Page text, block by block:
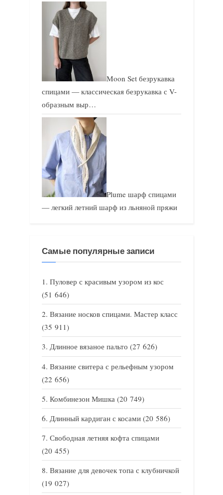
Moon Set безрукавка
спицами — классическая безрукавка с V-
образным выр…
Plume шарф спицами
— легкий летний шарф из льняной пряжи
Самые популярные записи
Пуловер с красивым узором из кос
(51 646)
Вязание носков спицами. Мастер класс
(35 911)
Длинное вязаное пальто (27 626)
Вязание свитера с рельефным узором
(22 656)
Комбинезон Мишка (20 749)
Длинный кардиган с косами (20 586)
Свободная летняя кофта спицами
(20 455)
Вязание для девочек топа с клубничкой
(19 027)